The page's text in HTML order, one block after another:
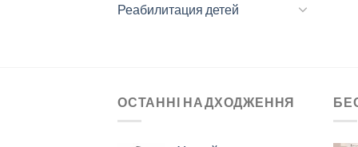
Реабилитация детей
ОСТАННІ НАДХОДЖЕННЯ